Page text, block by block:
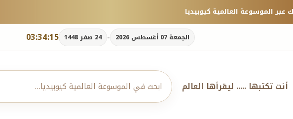
03:34:16 الجمعة 07 أغسطس 2026 - 24 صفر 1448
أنت تكتبها ..... ليقرأها العالم